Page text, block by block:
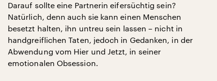
Darauf sollte eine Partnerin eifersüchtig sein?
Natürlich, denn auch sie kann einen Menschen
besetzt halten, ihn untreu sein lassen – nicht in
handgreiflichen Taten, jedoch in Gedanken, in der
Abwendung vom Hier und Jetzt, in seiner
emotionalen Obsession.